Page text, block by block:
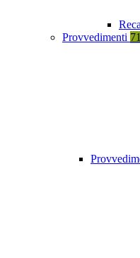
Provvedimenti